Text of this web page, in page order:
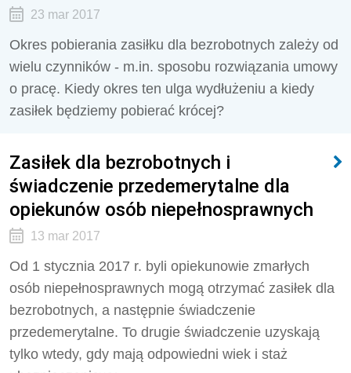
23 mar 2017
Okres pobierania zasiłku dla bezrobotnych zależy od
wielu czynników - m.in. sposobu rozwiązania umowy
o pracę. Kiedy okres ten ulga wydłużeniu a kiedy
zasiłek będziemy pobierać krócej?
Zasiłek dla bezrobotnych i
świadczenie przedemerytalne dla
opiekunów osób niepełnosprawnych
13 mar 2017
Od 1 stycznia 2017 r. byli opiekunowie zmarłych
osób niepełnosprawnych mogą otrzymać zasiłek dla
bezrobotnych, a następnie świadczenie
przedemerytalne. To drugie świadczenie uzyskają
tylko wtedy, gdy mają odpowiedni wiek i staż